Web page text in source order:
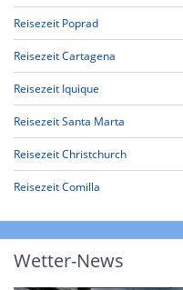
Reisezeit Poprad
Reisezeit Cartagena
Reisezeit Iquique
Reisezeit Santa Marta
Reisezeit Christchurch
Reisezeit Comilla
Wetter-News